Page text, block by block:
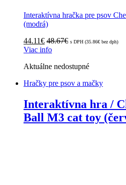
Interaktívna hračka pre psov
(modrá)
44.11€ 48.67€ s DPH (35.86€ bez dph)
Viac info
Aktuálne nedostupné
Hračky pre psov a mačky
Interaktívna hra /
Ball M3 cat toy